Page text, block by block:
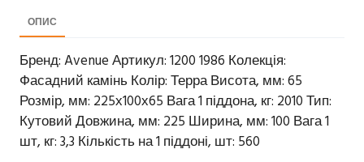
ОПИС
Бренд: Avenue Артикул: 1200 1986 Колекція:
Фасадний камінь Колір: Терра Висота, мм: 65
Розмір, мм: 225х100х65 Вага 1 піддона, кг: 2010 Тип:
Кутовий Довжина, мм: 225 Ширина, мм: 100 Вага 1
шт, кг: 3,3 Кількість на 1 піддоні, шт: 560